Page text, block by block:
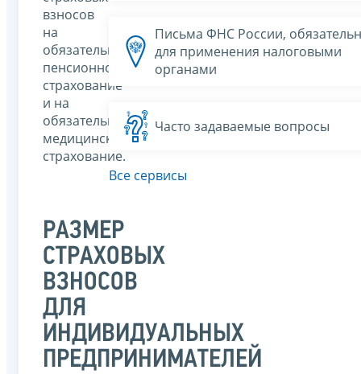
взносов
на
обязательное
пенсионное
страхование
и на
обязательное
медицинское
страхование.
РАЗМЕР
СТРАХОВЫХ
ВЗНОСОВ
ДЛЯ
ИНДИВИДУАЛЬНЫХ
ПРЕДПРИНИМАТЕЛЕЙ
Письма ФНС России,
для применения налоговыми
органами
Часто задаваемые вопросы
Все сервисы